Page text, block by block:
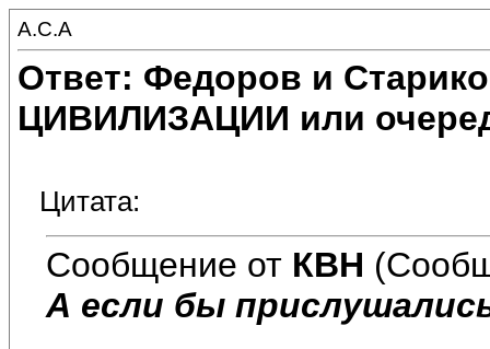
А.С.А
Ответ: Федоров и
ЦИВИЛИЗАЦИИ или
Цитата:
Сообщение от КВН
А если бы